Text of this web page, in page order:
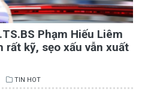
Phạm Hiếu Liêm
rất kỹ, sẹo xấu vẫn xuất
TIN HOT